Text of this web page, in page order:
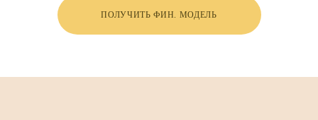
ПОЛУЧИТЬ ФИН. МОДЕЛЬ